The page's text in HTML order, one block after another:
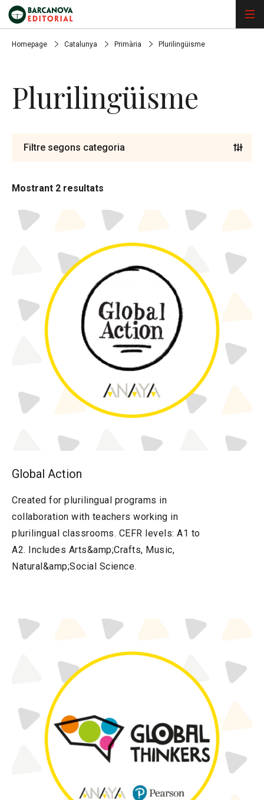
Homepage Catalunya Primària Plurilingüisme
Plurilingüisme
Filtre segons categoria
Mostrant 2 resultats
Global Action
Created for plurilingual programs in
collaboration with teachers working in
plurilingual classrooms. CEFR levels: A1 to
A2. Includes Arts&amp;Crafts, Music,
Natural&amp;Social Science.